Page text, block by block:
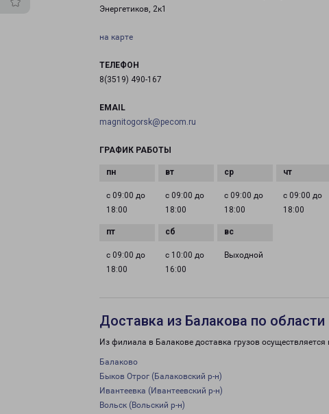
Энергетиков, 2к1
на карте
ТЕЛЕФОН
8(3519) 490-167
EMAIL
magnitogorsk@pecom.ru
ГРАФИК РАБОТЫ
с 09:00 до
18:00
с 09:00 до
18:00
с 09:00 до
18:00
с 09:00 до
18:00
с 09:00 до
18:00
с 10:00 до
16:00
Выходной
Доставка из Балакова по области
Из филиала в Балакове доставка грузов
Балаково
Быков Отрог (Балаковский р-н)
Ивантеевка (Ивантеевский р-н)
Вольск (Вольский р-н)